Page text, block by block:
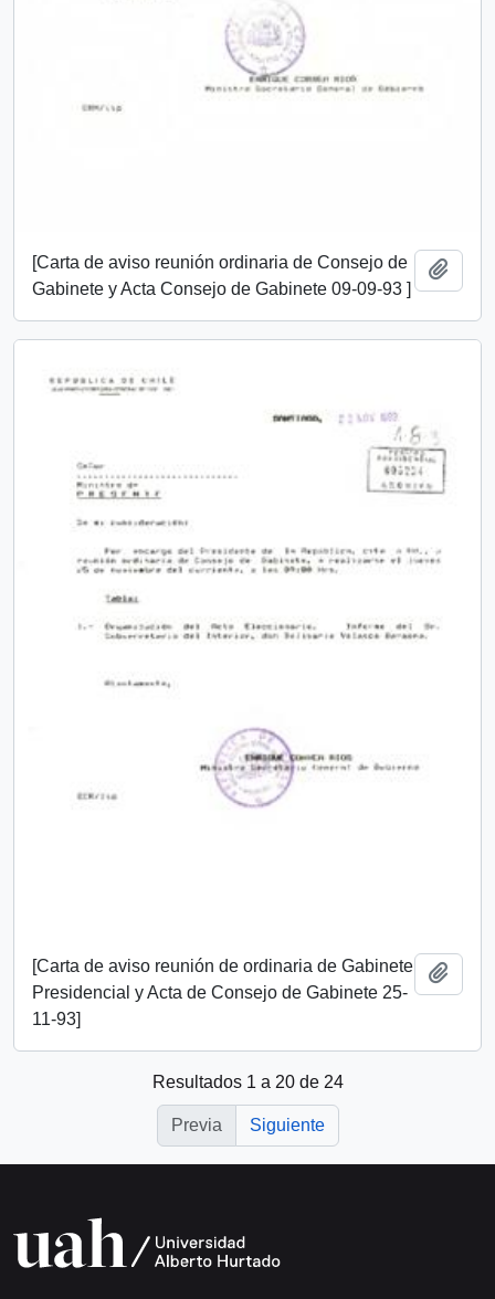
[Carta de aviso reunión ordinaria de Consejo de
Gabinete y Acta Consejo de Gabinete 09-09-93 ]
[Carta de aviso reunión de ordinaria de Gabinete
Presidencial y Acta de Consejo de Gabinete 25-
11-93]
Resultados 1 a 20 de 24
Previa Siguiente